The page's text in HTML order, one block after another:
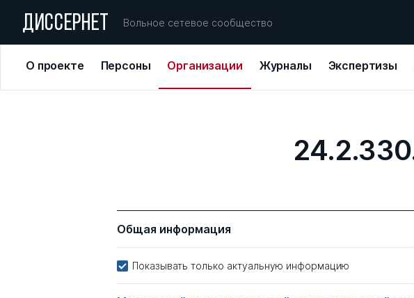
ДИССЕРНЕТ Вольное сетевое сообщество
О проекте Персоны Организации Журналы Экспертизы
Общая информация
Показывать только актуальную информацию